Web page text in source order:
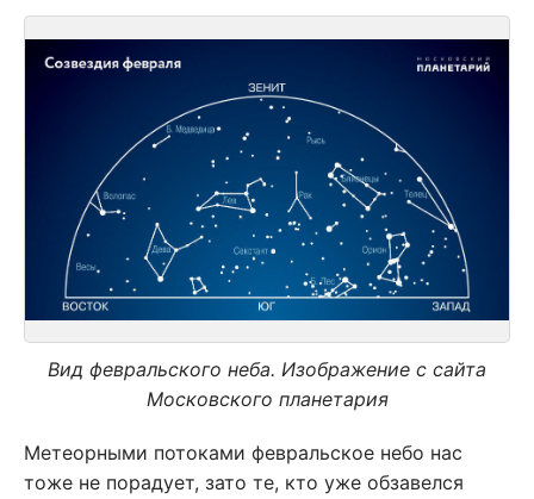
Вид февральского неба. Изображение с сайта
Московского планетария
Метеорными потоками февральское небо нас
тоже не порадует, зато те, кто уже обзавелся